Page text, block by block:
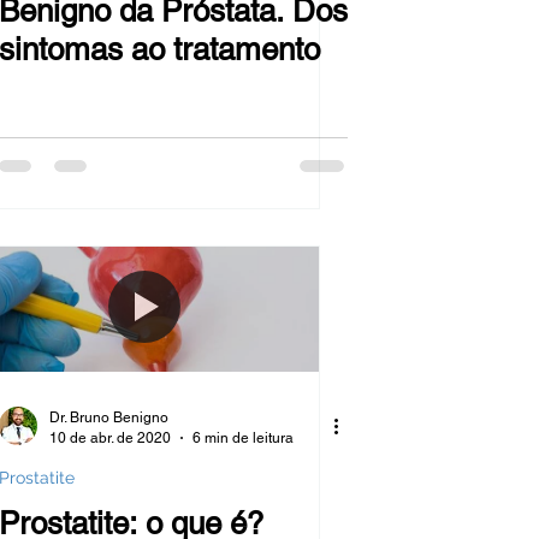
Benigno da Próstata. Dos
sintomas ao tratamento
Dr. Bruno Benigno
10 de abr. de 2020
6 min de leitura
Prostatite
Prostatite: o que é?